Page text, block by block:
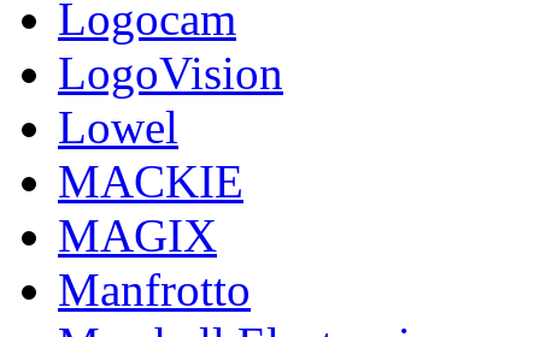
Logocam
LogoVision
Lowel
MACKIE
MAGIX
Manfrotto